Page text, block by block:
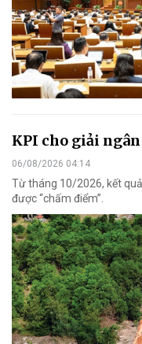
KPI cho giải
06/08/2026 04:14
Từ tháng 10/2026, kết
được “chấm điểm”.